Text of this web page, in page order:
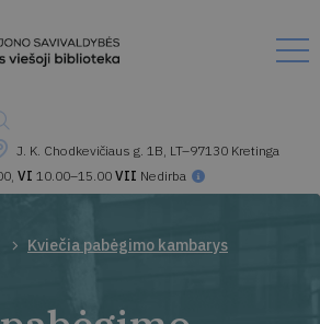
J. K. Chodkevičiaus g. 1B, LT–97130 Kretinga
VI 10.00–15.00 VII Nedirba
Kviečia pabėgimo kambarys